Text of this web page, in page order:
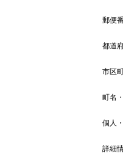
郵便
都道
市区
町名
個人
詳細